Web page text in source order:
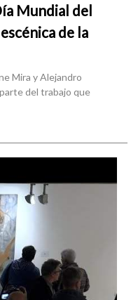
Mundial del
de la
Mira y Alejandro
del trabajo que